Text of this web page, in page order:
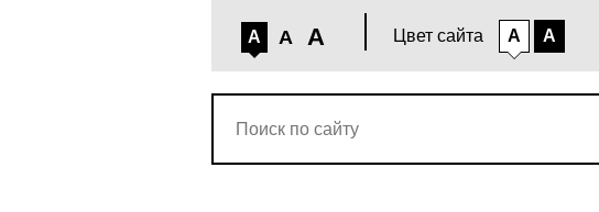
A A A Цвет сайта A A